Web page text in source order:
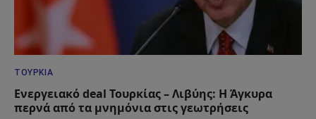
ΤΟΥΡΚΊΑ
Ενεργειακό deal Τουρκίας – Λιβύης: Η Άγκυρα
περνά από τα μνημόνια στις γεωτρήσεις